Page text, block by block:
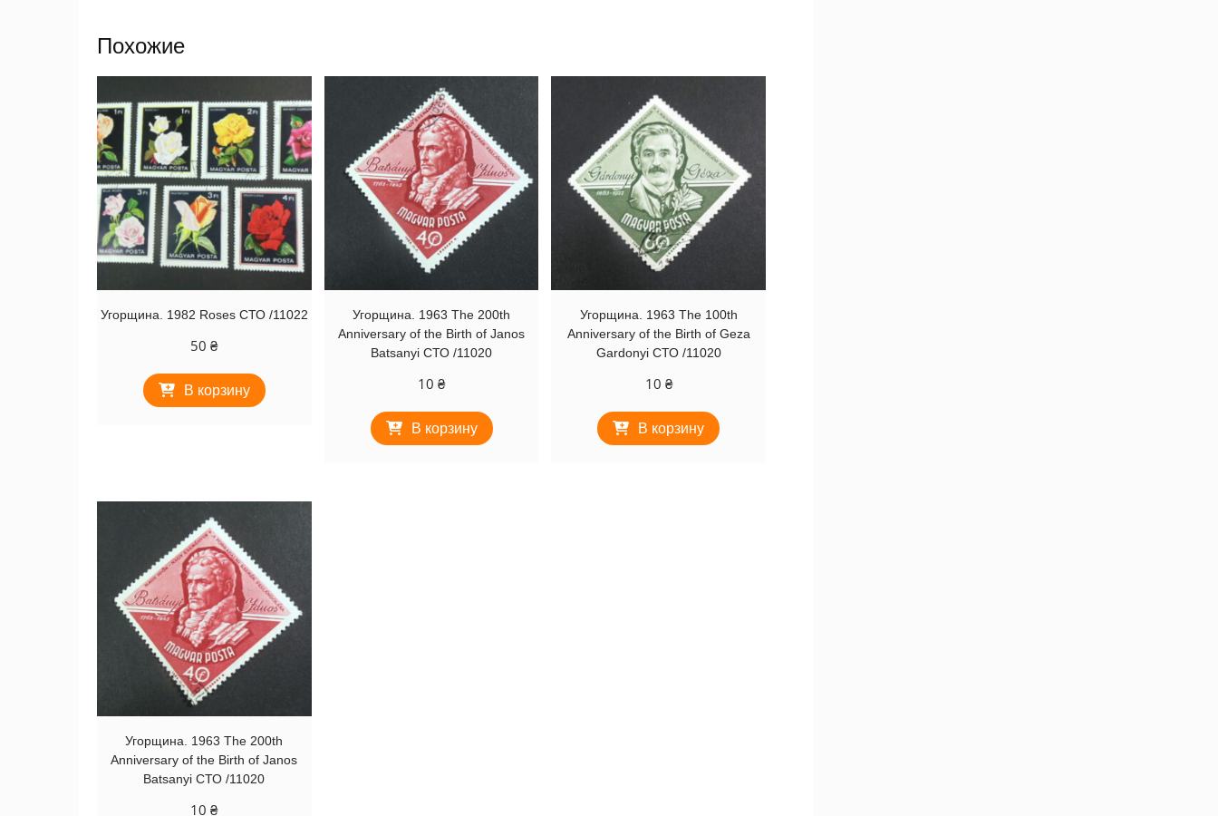
Похожие
Угорщина. 1982 Roses СТО /11022
50₴
В корзину
Угорщина. 1963 The 200th
Anniversary of the Birth of Janos
Batsanyi СТО /11020
10 ₴
В корзину
Угорщина. 1963 The 100th
Anniversary of the Birth of Geza
Gardonyi СТО /11020
10 ₴
В корзину
Угорщина. 1963 The 200th
Anniversary of the Birth of Janos
Batsanyi СТО /11020
10₴